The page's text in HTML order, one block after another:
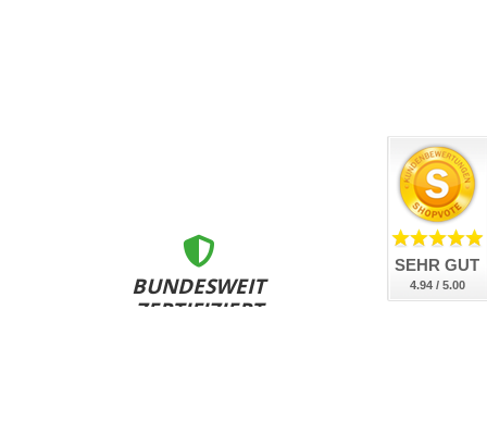
BUNDESWEIT
ZERTIFIZIERT
SEHR GUT
4.94 / 5.00